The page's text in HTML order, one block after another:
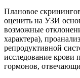
Плановое
оценить на УЗИ
возможные
характера),
репродуктивной
исследование крови
гормонов,